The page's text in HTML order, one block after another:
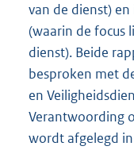
van de dienst)
(waarin de focus
dienst). Beide
besproken met
en
Verantwoording
wordt afgelegd